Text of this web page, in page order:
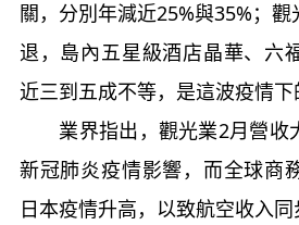
關，分別年減近25%與35%；
退，島內五星級酒店晶華、六
近三到五成不等，是這波疫情下
業界指出，觀光業2月營收
新冠肺炎疫情影響，而全球商
日本疫情升高，以致航空收入同